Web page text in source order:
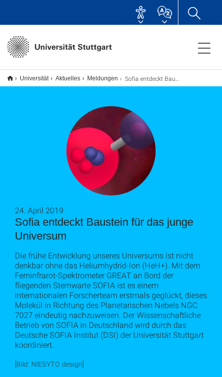
Universität Aktuelles Meldungen Sofia entdeckt Baustein für das junge Universum
Sofia entdeckt Baustein für das junge
Universum
24. April 2019
Die frühe Entwicklung unseres Universums ist nicht
denkbar ohne das Heliumhydrid-Ion (HeH+). Mit dem
Ferninfrarot-Spektrometer GREAT an Bord der
fliegenden Sternwarte SOFIA ist es einem
internationalen Forscherteam erstmals geglückt, dieses
Molekül in Richtung des Planetarischen Nebels NGC
7027 eindeutig nachzuweisen. Der Wissenschaftliche
Betrieb von SOFIA in Deutschland wird durch das
Deutsche SOFIA Institut (DSI) der Universität Stuttgart
koordiniert.
[Bild: NIESYTO design]